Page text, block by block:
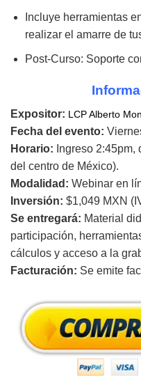
Incluye herramientas
realizar el amarre de
Post-Curso: Soporte
Expositor: LCP Alberto
Fecha del evento:
Horario: Ingreso
del centro de México).
Modalidad: Webinar en
Inversión: $1,049 MXN
Se entregará: Material
participación,
cálculos y acceso a la
Facturación: Se emite